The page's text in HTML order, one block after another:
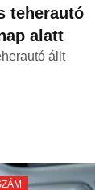
teherautó
alatt
állt